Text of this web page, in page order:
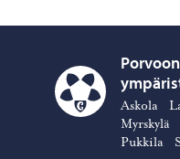
Porvoon
Porvoon
Askola
Myrskylä
Pukkila